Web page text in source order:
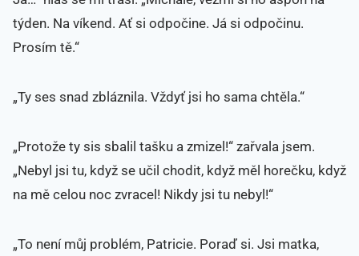
týden. Na víkend. Ať si odpočine. Já si odpočinu.
Prosím tě.“
„Ty ses snad zbláznila. Vždyť jsi ho sama chtěla.“
„Protože ty sis sbalil tašku a zmizel!“ zařvala jsem.
„Nebyl jsi tu, když se učil chodit, když měl horečku, když
na mě celou noc zvracel! Nikdy jsi tu nebyl!“
„To není můj problém, Patricie. Poraď si. Jsi matka,